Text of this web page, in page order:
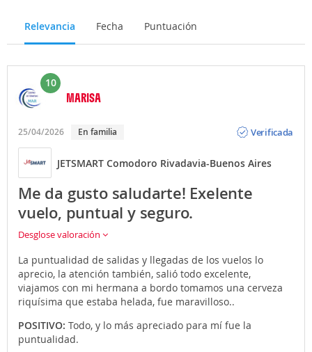
Relevancia Fecha Puntuación
10
MARISA
25/04/2026 En familia
Verificada
JETSMART Comodoro Rivadavia-Buenos Aires
Me da gusto saludarte! Exelente
vuelo, puntual y seguro.
Desglose valoración
La puntualidad de salidas y llegadas de los vuelos lo
aprecio, la atención también, salió todo excelente,
viajamos con mi hermana a bordo tomamos una cerveza
riquísima que estaba helada, fue maravilloso..
POSITIVO: Todo, y lo más apreciado para mí fue la
puntualidad.